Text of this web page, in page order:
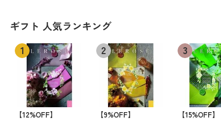
ギフト 人気ランキング
【12%OFF】
【9%OFF】
【15%OFF】